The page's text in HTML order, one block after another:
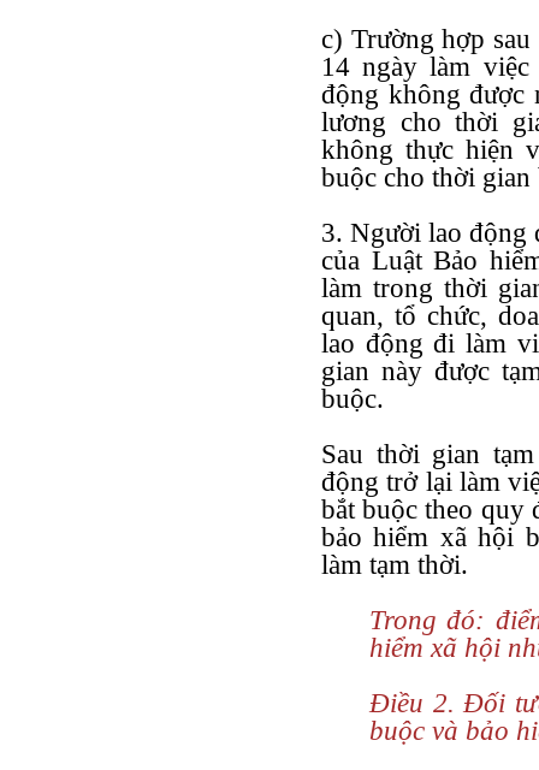
c) Trường hợp
14 ngày làm
động không được
lương cho thời
không thực hiện
buộc cho thời
3. Người lao động
của Luật Bảo
làm trong thời
quan, tổ chức,
lao động đi làm
gian này được
buộc.
Sau thời gian
động trở lại làm
bắt buộc theo quy
bảo hiểm xã hội
làm tạm thời.
Trong đó:
hiểm xã hội
Điều 2. Đối
buộc và bảo